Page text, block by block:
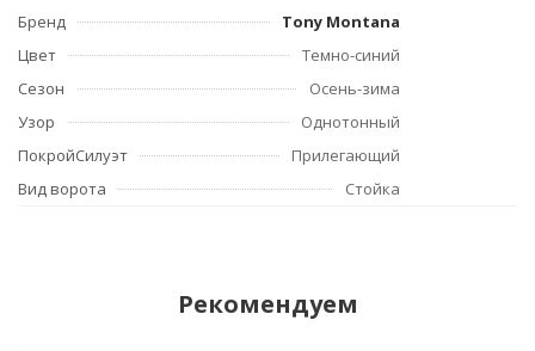
Бренд
Tony Montana
Цвет
Темно-синий
Сезон
Осень-зима
Узор
Однотонный
ПокройСилуэт
Прилегающий
Вид ворота
Стойка
Рекомендуем